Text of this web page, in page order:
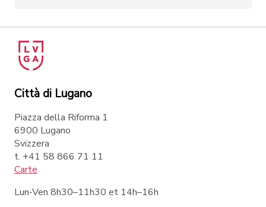
Città di Lugano
Piazza della Riforma 1
6900 Lugano
Svizzera
t. +41 58 866 71 11
Carte
Lun-Ven 8h30–11h30 et 14h–16h